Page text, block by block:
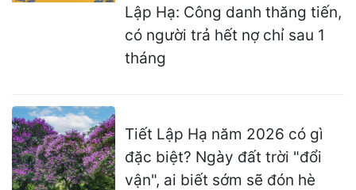
Lập Hạ: Công danh thăng tiến,
có người trả hết nợ chỉ sau 1
tháng
Tiết Lập Hạ năm 2026 có gì
đặc biệt? Ngày đất trời "đổi
vận", ai biết sớm sẽ đón hè